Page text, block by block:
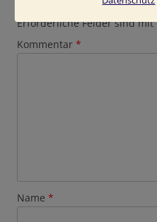
Erforderliche Felder sind mit
Kommentar *
Name *